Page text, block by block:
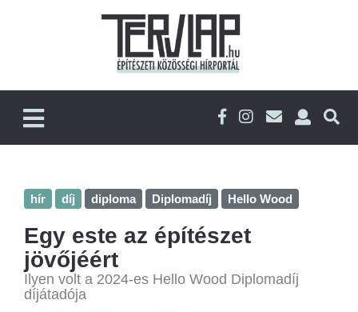
hír díj diploma Diplomadíj Hello Wood
Egy este az építészet
jövőjéért
Ilyen volt a 2024-es Hello Wood Diplomadíj
díjátadója